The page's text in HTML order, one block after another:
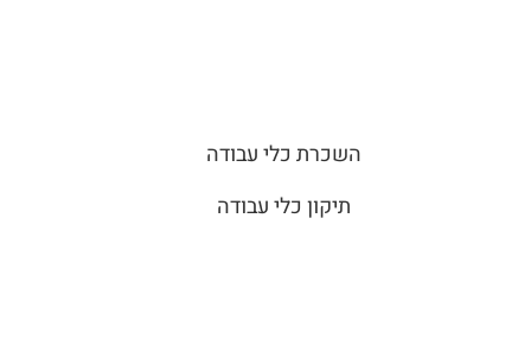
השכרת כלי עבודה
תיקון כלי עבודה